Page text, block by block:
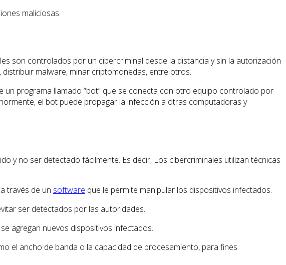
maliciosas.
son controlados por un cibercriminal desde la distancia y sin la autorización
malware, minar criptomonedas, entre otros.
un programa llamado “bot” que se conecta con otro equipo controlado por
el bot puede propagar la infección a otras computadoras y
y no ser detectado fácilmente. Es decir, Los cibercriminales utilizan técnicas
través de un software que le permite manipular los dispositivos infectados.
ser detectados por las autoridades.
agregan nuevos dispositivos infectados.
el ancho de banda o la capacidad de procesamiento, para fines